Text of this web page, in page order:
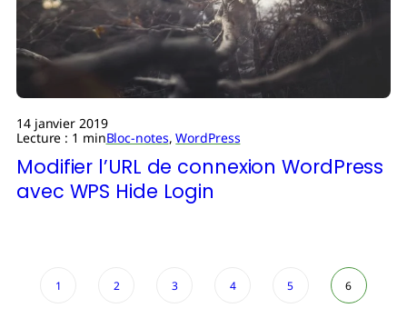
14 janvier 2019
Lecture : 1 minBloc-notes,WordPress
Modifier l’URL de connexion WordPress
avec WPS Hide Login
1 2 3 4 5 6